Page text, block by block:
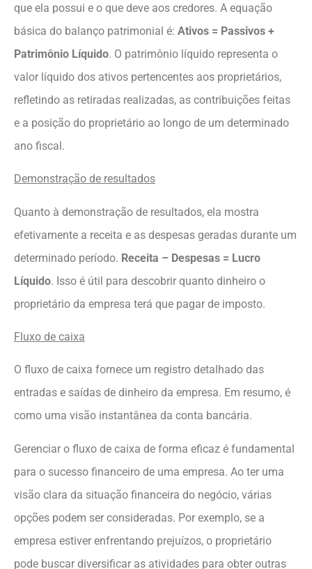
que ela possui e o que deve aos credores. A equação
básica do balanço patrimonial é: Ativos = Passivos +
Patrimônio Líquido. O patrimônio líquido representa o
valor líquido dos ativos pertencentes aos proprietários,
refletindo as retiradas realizadas, as contribuições feitas
e a posição do proprietário ao longo de um determinado
ano fiscal.
Demonstração de resultados
Quanto à demonstração de resultados, ela mostra
efetivamente a receita e as despesas geradas durante um
determinado período. Receita – Despesas = Lucro
Líquido. Isso é útil para descobrir quanto dinheiro o
proprietário da empresa terá que pagar de imposto.
Fluxo de caixa
O fluxo de caixa fornece um registro detalhado das
entradas e saídas de dinheiro da empresa. Em resumo, é
como uma visão instantânea da conta bancária.
Gerenciar o fluxo de caixa de forma eficaz é fundamental
para o sucesso financeiro de uma empresa. Ao ter uma
visão clara da situação financeira do negócio, várias
opções podem ser consideradas. Por exemplo, se a
empresa estiver enfrentando prejuízos, o proprietário
pode buscar diversificar as atividades para obter outras